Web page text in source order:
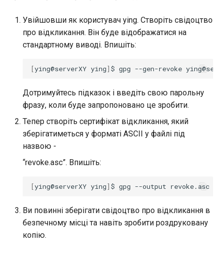
Увійшовши як користувач ying. Створіть свідоцтво
про відкликання. Він буде відображатися на
стандартному виводі. Впишіть:
[ying@serverXY ying] $ gpg --gen-revoke
Дотримуйтесь підказок і введіть свою парольну
фразу, коли буде запропоновано це зробити.
Тепер створіть сертифікат відкликання, який
зберігатиметься у форматі ASCII у файлі під
назвою -
“revoke.asc”. Впишіть:
[ying@serverXY ying] $ gpg --output revoke.asc
Ви повинні зберігати свідоцтво про відкликання в
безпечному місці та навіть зробити роздруковану
копію.